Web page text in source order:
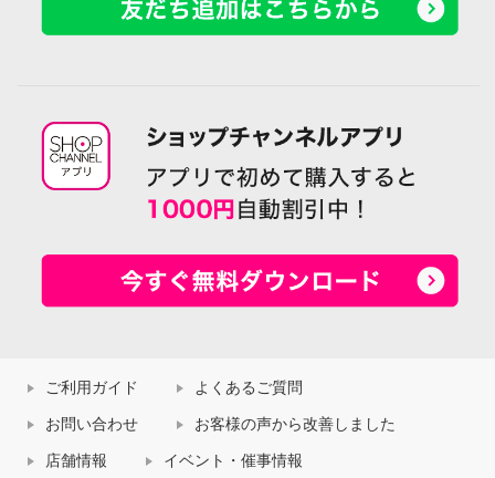
ご利用ガイド よくあるご質問
お問い合わせ お客様の声から改善しました
店舗情報 イベント・催事情報